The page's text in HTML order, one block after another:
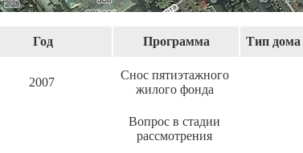
Год Программа Тип дома
2007
Снос пятиэтажного
жилого фонда
Вопрос в стадии
рассмотрения